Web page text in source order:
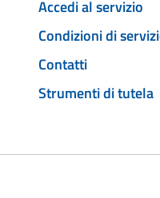
Accedi al servizio
Condizioni di
Contatti
Strumenti di tutela